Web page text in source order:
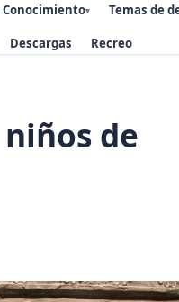
Conocimiento▾ Temas de
Descargas Recreo
de